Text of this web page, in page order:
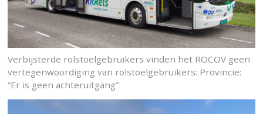
Verbijsterde rolstoelgebruikers vinden het ROCOV geen
vertegenwoordiging van rolstoelgebruikers: Provincie:
“Er is geen achteruitgang”